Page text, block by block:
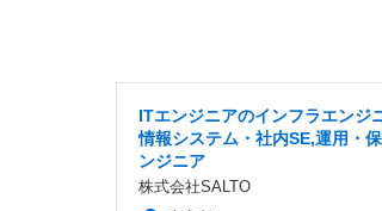
ITエンジニアのインフラエンジ
情報システム・社内SE,運用・
ンジニア
株式会社SALTO